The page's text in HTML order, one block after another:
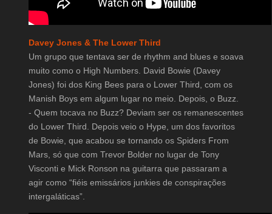
Davey Jones & The Lower Third
Um grupo que tentava ser de rhythm and blues e soava
muito como o High Numbers. David Bowie (Davey
Jones) foi dos King Bees para o Lower Third, com os
Manish Boys em algum lugar no meio. Depois, o Buzz.
- Quem tocava no Buzz? Deviam ser os remanescentes
do Lower Third. Depois veio o Hype, um dos favoritos
de Bowie, que acabou se tornando os Spiders From
Mars, só que com Trevor Bolder no lugar de Tony
Visconti e Mick Ronson na guitarra que passaram a
agir como “fiéis emissários junkies de conspirações
intergaláticas”.